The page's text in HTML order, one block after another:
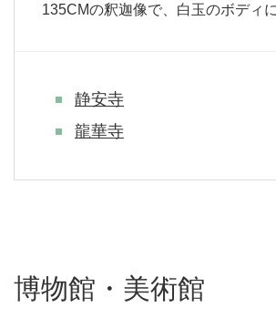
135CMの釈迦像で、白玉のボディ
静安寺
龍華寺
博物館・美術館